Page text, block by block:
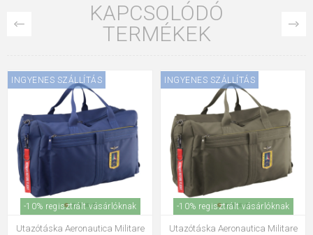
KAPCSOLÓDÓ
TERMÉKEK
INGYENES SZÁLLÍTÁS
-10% regisztrált vásárlóknak
Utazási táska Aeronautica
INGYENES SZÁLLÍTÁS
-10% regisztrált vásárlóknak
Utazótáska Aeronautica Militare